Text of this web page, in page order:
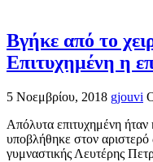
Βγήκε από το
Επιτυχημένη η
5 Νοεμβρίου, 2018 gjouvi
Απόλυτα επιτυχημένη ήταν
υποβλήθηκε στον
γυμναστικής Λευτέρης